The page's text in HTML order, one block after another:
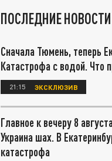
ПОСЛЕДНИЕ НОВОСТИ
Сначала Тюмень, теперь
Катастрофа с водой. Что
21:15 ЭКСКЛЮЗИВ
Главное к вечеру 8
Украина шах. В
катастрофа